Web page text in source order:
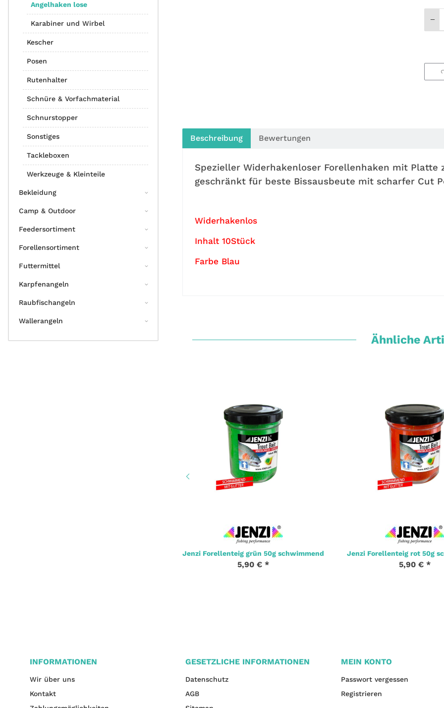
Beschreibung Bewertungen
Spezieller Widerhakenloser Forellenhaken mit
geschränkt für beste Bissausbeute mit scharfer Cut
Widerhakenlos
Inhalt 10Stück
Farbe Blau
Ähnliche
Jenzi Forellenteig grün 50g schwimmend
5,90 € *
Jenzi Forellenteig rot 50g
5,90 € *
Angelhaken lose
Karabiner und Wirbel
Kescher
Posen
Rutenhalter
Schnüre & Vorfachmaterial
Schnurstopper
Sonstiges
Tackleboxen
Werkzeuge & Kleinteile
Bekleidung
Camp & Outdoor
Feedersortiment
Forellensortiment
Futtermittel
Karpfenangeln
Raubfischangeln
Wallerangeln
INFORMATIONEN
Wir über uns
Kontakt
GESETZLICHE INFORMATIONEN
Datenschutz
AGB
MEIN KONTO
Passwort vergessen
Registrieren